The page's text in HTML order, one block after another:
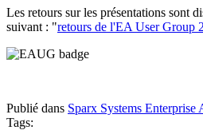
Les retours sur les présentations sont
suivant : "retours de l'EA User Group
Publié dans Sparx Systems Enterprise
Tags: